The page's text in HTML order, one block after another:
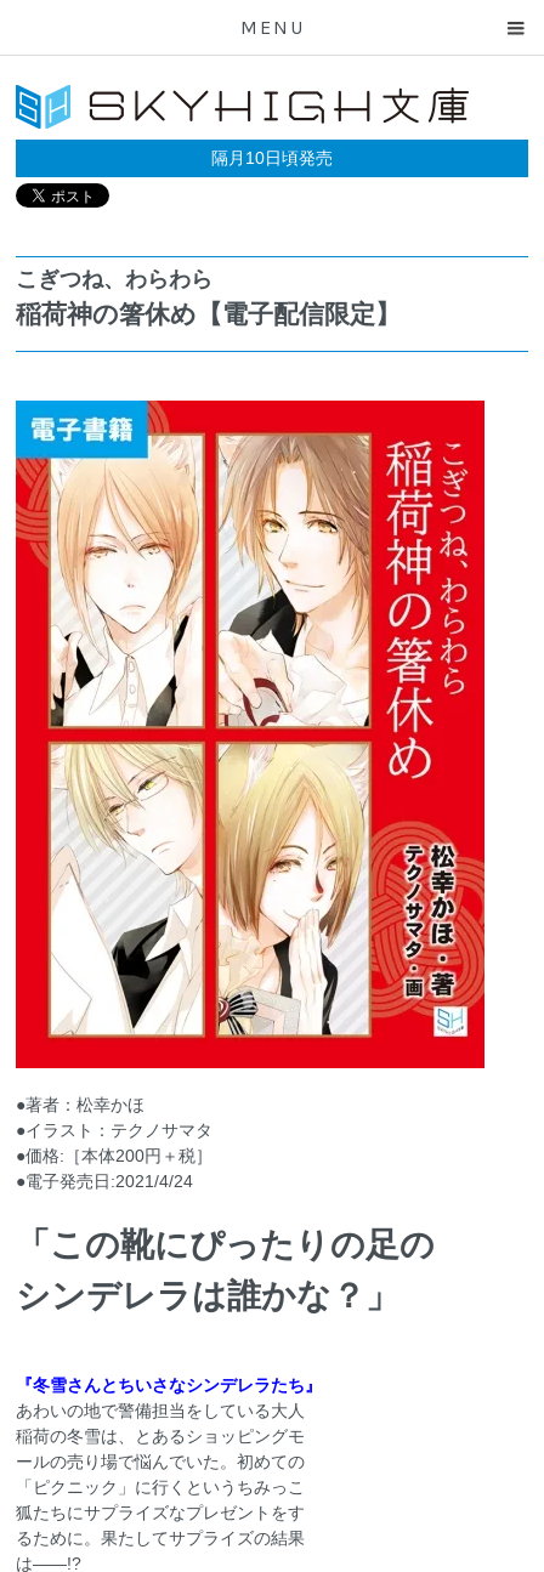
MENU
隔月10日頃発売
こぎつね、わらわら
稲荷神の箸休め【電子配信限定】
●著者：松幸かほ
●イラスト：テクノサマタ
●価格:［本体200円＋税］
●電子発売日:2021/4/24
「この靴にぴったりの足の
シンデレラは誰かな？」
『冬雪さんとちいさなシンデレラたち』
あわいの地で警備担当をしている大人
稲荷の冬雪は、とあるショッピングモ
ールの売り場で悩んでいた。初めての
「ピクニック」に行くというちみっこ
狐たちにサプライズなプレゼントをす
るために。果たしてサプライズの結果
は――!?